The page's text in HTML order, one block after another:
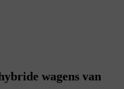
wagens van